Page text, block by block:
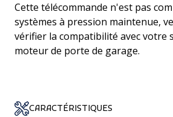
Cette télécommande n'est pas
systèmes à pression maintenue,
vérifier la compatibilité avec votre
moteur de porte de garage.
CARACTÉRISTIQUES